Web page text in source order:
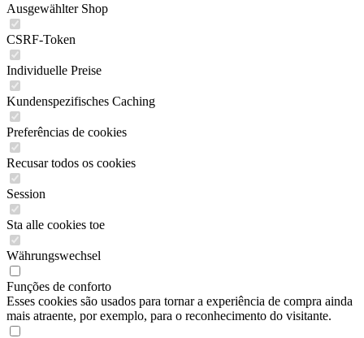
Ausgewählter Shop
CSRF-Token
Individuelle Preise
Kundenspezifisches Caching
Preferências de cookies
Recusar todos os cookies
Session
Sta alle cookies toe
Währungswechsel
Funções de conforto
Esses cookies são usados para tornar a experiência de compra ainda
mais atraente, por exemplo, para o reconhecimento do visitante.